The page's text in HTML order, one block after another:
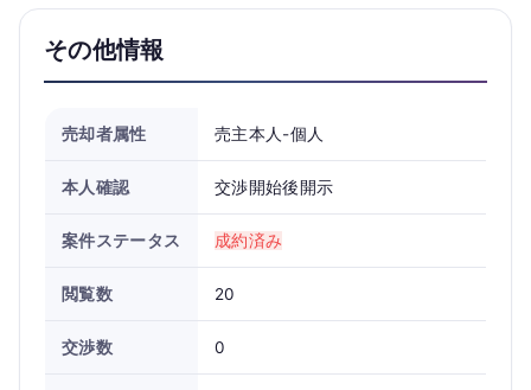
その他情報
売却者属性 売主本人-個人
本人確認 交渉開始後開示
案件ステータス 成約済み
閲覧数 20
交渉数 0